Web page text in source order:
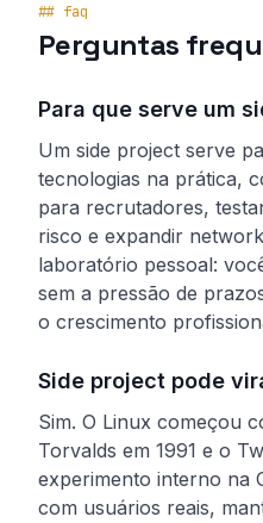
## faq
Perguntas
Para que serve um
Um side project serve
tecnologias na prática,
para recrutadores,
risco e expandir
laboratório pessoal:
sem a pressão de
o crescimento
Side project pode
Sim. O Linux começou
Torvalds em 1991 e o
experimento interno na
com usuários reais,